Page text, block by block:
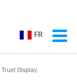
FR
Trust Display